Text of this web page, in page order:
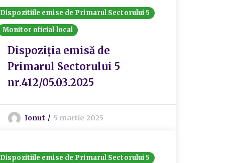
Dispozitiile emise de Primarul Sectorului 5
Monitor oficial local
Dispoziția emisă de
Primarul Sectorului 5
nr.412/05.03.2025
Ionut 5 martie 2025
Dispozitiile emise de Primarul Sectorului 5